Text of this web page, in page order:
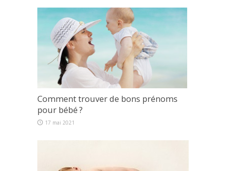
Comment trouver de bons prénoms
pour bébé ?
17 mai 2021